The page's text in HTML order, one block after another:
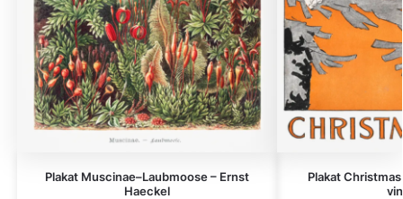
Plakat Muscinae–Laubmoose – Ernst
Haeckel
Plakat